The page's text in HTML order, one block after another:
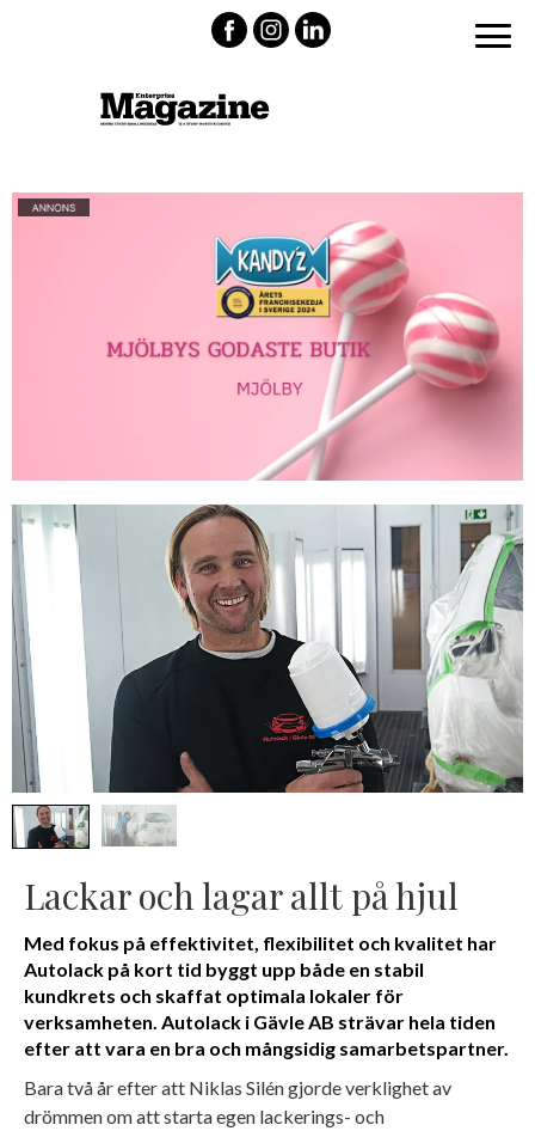
Lackar och lagar allt på hjul
Med fokus på effektivitet, flexibilitet och kvalitet har
Autolack på kort tid byggt upp både en stabil
kundkrets och skaffat optimala lokaler för
verksamheten. Autolack i Gävle AB strävar hela tiden
efter att vara en bra och mångsidig samarbetspartner.
Bara två år efter att Niklas Silén gjorde verklighet av
drömmen om att starta egen lackerings- och